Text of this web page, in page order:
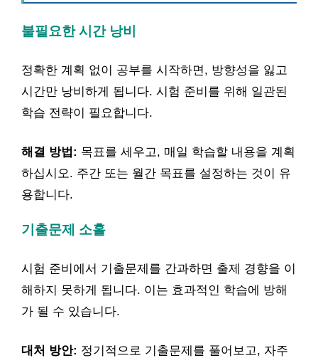
불필요한 시간 낭비
정확한 계획 없이 공부를 시작하면, 방향성을 잃고
시간만 낭비하게 됩니다. 시험 준비를 위해 일관된
학습 전략이 필요합니다.
해결 방법: 목표를 세우고, 매일 학습할 내용을 계획
하십시오. 주간 또는 월간 목표를 설정하는 것이 유
용합니다.
기출문제 소홀
시험 준비에서 기출문제를 간과하면 출제 경향을 이
해하지 못하게 됩니다. 이는 효과적인 학습에 방해
가 될 수 있습니다.
대처 방안: 정기적으로 기출문제를 풀어보고, 자주